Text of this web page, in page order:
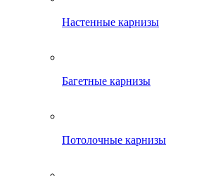
Настенные карнизы
Багетные карнизы
Потолочные карнизы